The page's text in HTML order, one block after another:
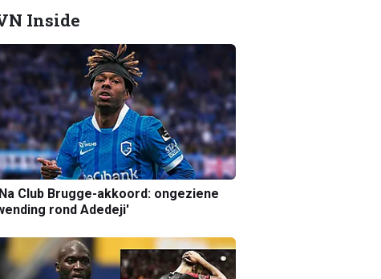
Inside
Club Brugge-akkoord: ongeziene
rond Adedeji'